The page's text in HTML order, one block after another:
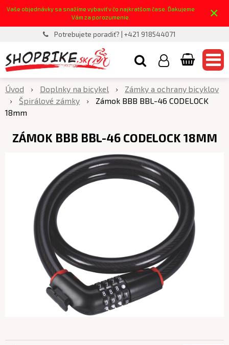
Vaše objednávky sa snažíme vybaviť v čo najkratšom čase. Ďakujeme
Vám za porozumenie.
×
Potrebujete poradiť? | +421 918544071
Úvod Doplnky na bicykel
Zámky a ochrany bicyklov
Špirálové zámky
Zámok BBB BBL-46 CODELOCK
18mm
ZÁMOK BBB BBL-46 CODELOCK 18MM